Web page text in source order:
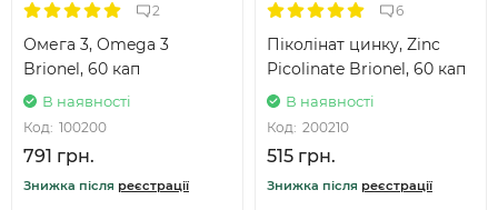
2
Омега 3, Omega 3
Brionel, 60 кап
В наявності
Код: 100200
791 грн.
Знижка після реєстрації
6
Піколінат цинку, Zinc
Picolinate Brionel, 60 кап
В наявності
Код: 200210
515 грн.
Знижка після реєстрації